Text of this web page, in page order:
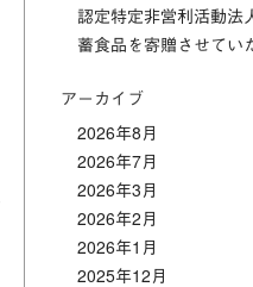
認定特定非営利活動法
蓄食品を寄贈させてい
アーカイブ
2026年8月
2026年7月
2026年3月
2026年2月
2026年1月
2025年12月